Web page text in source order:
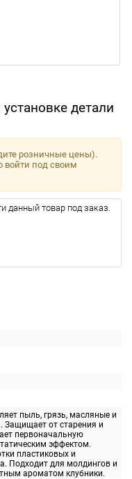
детали
пыль, грязь, масляные и
Защищает от старения и
первоначальную
эффектом.
пластиковых и
Подходит для молдингов и
ароматом клубники.
розничные цены).
войти под своим
товар под заказ.